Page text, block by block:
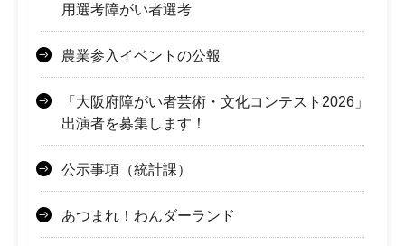
用選考障がい者選考
農業参入イベントの公報
「大阪府障がい者芸術・文化コンテスト2026」
出演者を募集します！
公示事項（統計課）
あつまれ！わんダーランド